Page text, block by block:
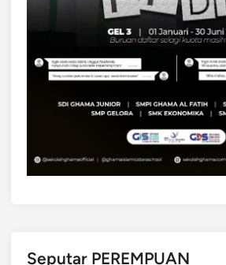
Seputar PEREMPUAN